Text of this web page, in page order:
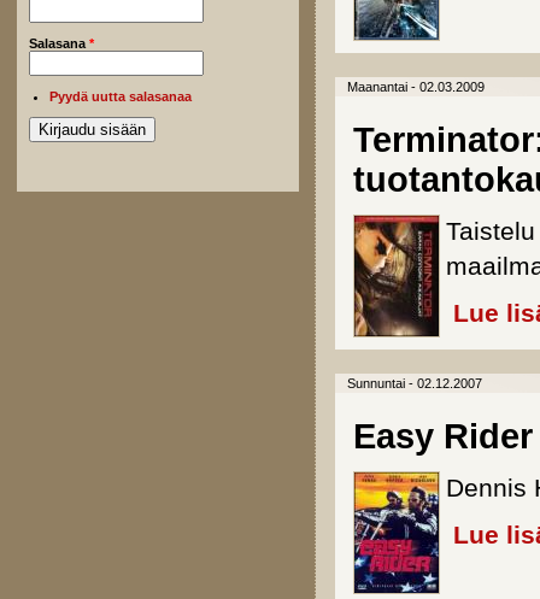
Salasana *
Pyydä uutta salasanaa
Maanantai - 02.03.2009
Lue
Sunnuntai - 02.12.2007
Easy
Dennis
Lue